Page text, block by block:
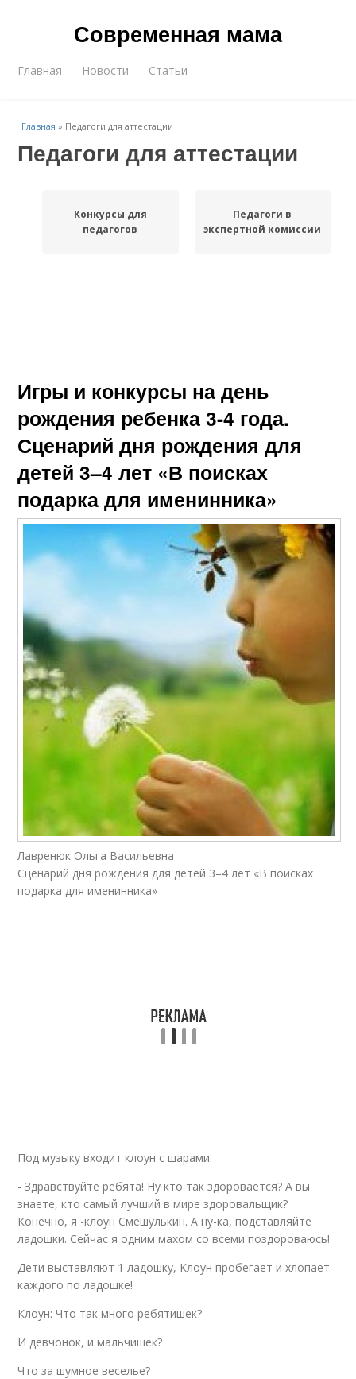
Современная мама
Главная Новости Статьи
Главная » Педагоги для аттестации
Педагоги для аттестации
Конкурсы для
педагогов
Педагоги в
экспертной комиссии
Игры и конкурсы на день
рождения ребенка 3-4 года.
Сценарий дня рождения для
детей 3–4 лет «В поисках
подарка для именинника»
Лавренюк Ольга Васильевна
Сценарий дня рождения для детей 3–4 лет «В поисках
подарка для именинника»
Под музыку входит клоун с шарами.
- Здравствуйте ребята! Ну кто так здоровается? А вы
знаете, кто самый лучший в мире здоровальщик?
Конечно, я -клоун Смешулькин. А ну-ка, подставляйте
ладошки. Сейчас я одним махом со всеми поздороваюсь!
Дети выставляют 1 ладошку, Клоун пробегает и хлопает
каждого по ладошке!
Клоун: Что так много ребятишек?
И девчонок, и мальчишек?
Что за шумное веселье?